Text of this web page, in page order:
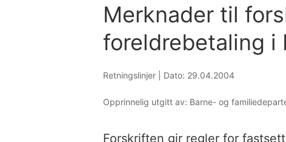
Merknader til
foreldrebetaling i
Retningslinjer | Dato: 29.04.2004
Opprinnelig utgitt av: Barne- og
Forskriften gir regler for